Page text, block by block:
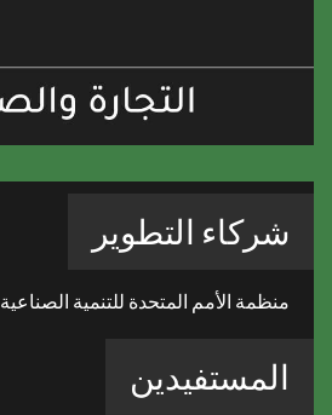
شركاء التطوير
منظمة الأمم المتحدة للتنمية الصناعية
المستفيدين